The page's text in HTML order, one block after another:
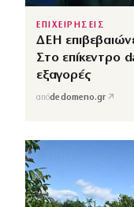
ΕΠΙΧΕΙΡΗΣΕΙΣ
ΔΕΗ
Στο επίκεντρο
εξαγορές
απόdedomeno.gr ↗